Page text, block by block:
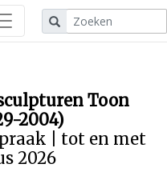
Toon
2004)
| tot en met
2026